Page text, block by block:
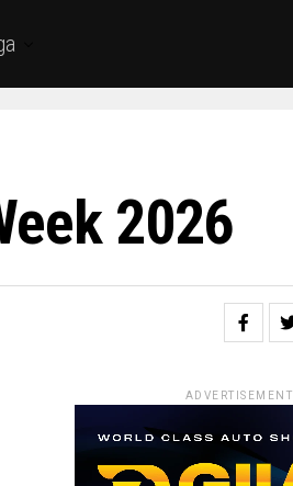
2026
ADVERTISEMENT